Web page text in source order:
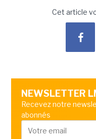
Cet article
NEWSLETTER
Recevez notre
abonnés